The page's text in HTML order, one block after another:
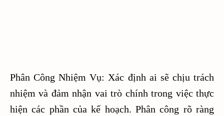
Phân Công Nhiệm Vụ: Xác định ai sẽ chịu trách
nhiệm và đảm nhận vai trò chính trong việc thực
hiện các phần của kế hoạch. Phân công rõ ràng